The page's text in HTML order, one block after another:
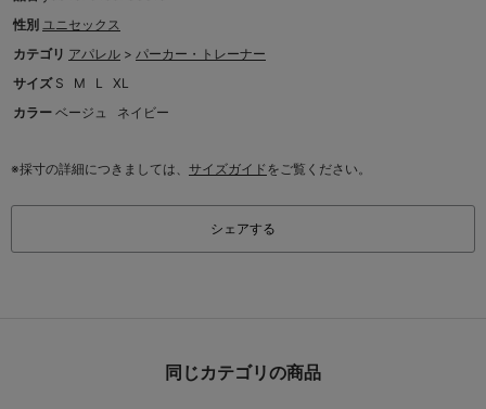
性別 ユニセックス
カテゴリ アパレル > パーカー・トレーナー
サイズ S M L
XL
カラー ベージュ ネイビー
※採寸の詳細につきましては、 サイズガイドをご覧ください。
シェアする
同じカテゴリの商品